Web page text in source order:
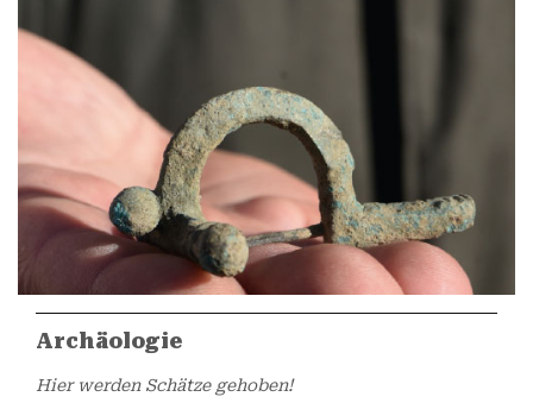
Archäologie
Hier werden Schätze gehoben!